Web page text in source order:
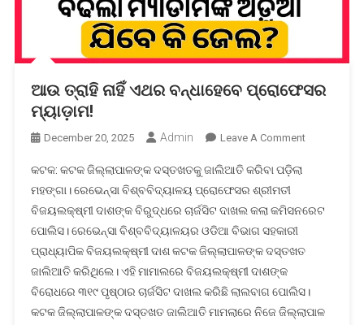
ଆଉ ତ୍ରାହି ନାହିଁ ଏଥର ବନ୍ଧାହେବେ ପ୍ରୋଫେସର
ମ୍ୟାଡ଼ାମ!
December 20, 2025 Admin Leave A CommentOn
ଏଥର
ପ୍ରୋଫେସର
କଟକ: କଟକ ଜିଲ୍ଲାପାଳଙ୍କ ଦସ୍ତଖତକୁ ଜାଲିଆତି କରିବା ପଡ଼ିଲା
ମହଙ୍ଗା। ରେଭେନ୍ସା ବିଶ୍ବବିଦ୍ୟାଳୟ ପ୍ରୋଫେସର ଶ୍ରୀମତୀ
ବିଜୟଲକ୍ଷ୍ମୀ ଦାଶଙ୍କ ବିରୁଦ୍ଧରେ ଚାର୍ଜସିଟ ଦାଖଲ କଲା କମିସନରେଟ
ପୋଲିସ। ରେଭେନ୍ସା ବିଶ୍ବବିଦ୍ୟାଳୟର ଓଡିଆ ବିଭାଗ ସହକାରୀ
ପ୍ରାଧ୍ୟାପିକ ବିଜୟଲକ୍ଷ୍ମୀ ଦାଶ କଟକ ଜିଲ୍ଲାପାଳଙ୍କ ଦସ୍ତଖତ
ଜାଲିଆତି କରିଥିଲେ। ଏହି ମାମାଲରେ ବିଜୟଲକ୍ଷ୍ମୀ ଦାଶଙ୍କ
ବିରୋଧରେ ୩୧୯ ପୃଷ୍ଠାର ଚାର୍ଜସିଟ ଦାଖଲ କରିଛି ଲାଲବାଗ ପୋଲିସ।
କଟକ ଜିଲ୍ଲାପାଳଙ୍କ ଦସ୍ତଖତ ଜାଲିଆତି ମାମଲାରେ ନିଜେ ଜିଲ୍ଲାପାଳ